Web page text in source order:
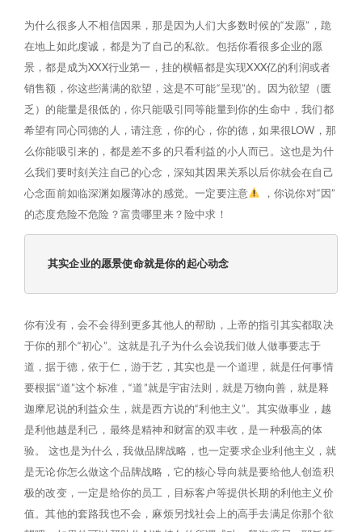
为什么很多人不相信因果，那是因为人们大多数时候的“发愿”，跪
在地上如此虔诚，都是为了自己的私欲。包括你看很多企业的愿
景，都是成为XXX行业第一，挂的横幅都是实现XXX亿的利润或者
销售额，你这些满满的欲望，这是不可能“呈现”的。因为欲望（匮
乏）的能量是很低的，你只能吸引同等能量到你的生命中，我们都
希望有同心同德的人，请注意，你的心，你的德，如果很LOW，那
么你能吸引来的，都是差不多的只看利益的小人而已。这也是为什
么我们要时刻关注自己的心念，深知其因果关系以后你就会在自己
心念面前如临深渊如履薄冰的感觉。一定要注意
，你说你对“因”
的态度危险不危险？富贵哪里来？险中求！
其实企业的愿景使命就是你的起心动念
你有没有，会不会得到更多其他人的帮助，上帝的指引其实都取决
于你的那个“初心”。这就是孔子为什么会说我们做人做事要志于
道，据于德，依于仁，游于艺，其实也是一个道理，就是任何事情
要根据“道”这个标准，“道”就是宇宙法则，就是万物向善，就是释
迦摩尼说的利益众生，就是西方说的“利他主义”。其实做事业，越
是利他越是利己，最终是精神和财富的双丰收，是一种极高的体
验。 这也是为什么，我做品牌战略，也一定要求企业利他主义，就
是无论你怎么做这个品牌战略，它的核心导向就是要给他人创造积
极的改变，一定是给你的员工，目标客户等提供长期的利他主义价
值。其他的套路我也不会，麻烦另找社会上的高手去满足你那个欲